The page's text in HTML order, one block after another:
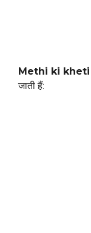
Methi ki kheti
जाती हैं: